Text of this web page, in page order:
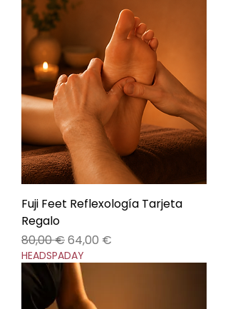
Fuji Feet Reflexología Tarjeta
Regalo
Precio
80,00 €Precio de oferta
64,00 €
HEADSPADAY